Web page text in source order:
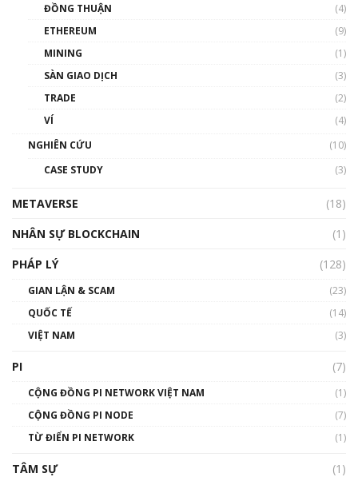
Phổ cập Blockchain
thống & Crypto qua các cuộc chiến | Phổ cập
01:32:59
gió ấm
Talkshow 14: MemeCoin – Trò đùa tỷ đô
01:29:26
ĐỒNG THUẬN
(4)
ETHEREUM
(9)
MINING
(1)
SÀN GIAO DỊCH
(3)
TRADE
(2)
VÍ
(4)
NGHIÊN CỨU
(10)
CASE STUDY
(3)
METAVERSE
(18)
NHÂN SỰ BLOCKCHAIN
(1)
PHÁP LÝ
(128)
GIAN LẬN & SCAM
(23)
QUỐC TẾ
(14)
VIỆT NAM
(3)
PI (7)
CỘNG ĐỒNG PI NETWORK VIỆT NAM
(1)
CỘNG ĐỒNG PI NODE
(7)
TỪ ĐIỂN PI NETWORK
(1)
TÂM SỰ
(1)